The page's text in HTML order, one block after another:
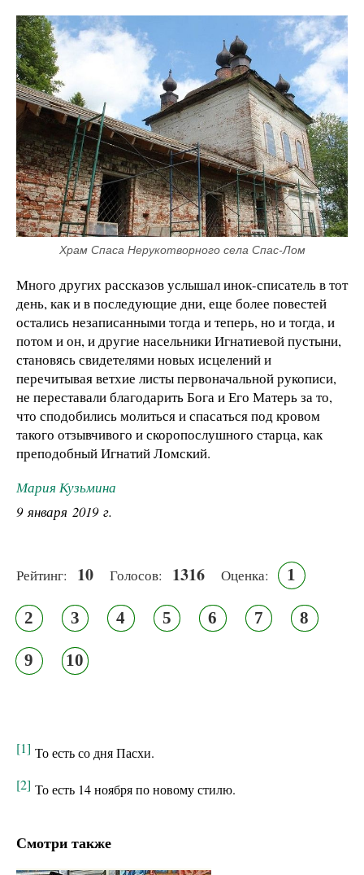
Храм Спаса Нерукотворного села Спас-Лом
Много других рассказов услышал инок-списатель в тот
день, как и в последующие дни, еще более повестей
остались незаписанными тогда и теперь, но и тогда, и
потом и он, и другие насельники Игнатиевой пустыни,
становясь свидетелями новых исцелений и
перечитывая ветхие листы первоначальной рукописи,
не переставали благодарить Бога и Его Матерь за то,
что сподобились молиться и спасаться под кровом
такого отзывчивого и скоропослушного старца, как
преподобный Игнатий Ломский.
Мария Кузьмина
9 января 2019 г.
Рейтинг: 10 Голосов: 1316 Оценка: 1
2 3 4 5 6 7 8
9 10
[1] То есть со дня Пасхи.
[2] То есть 14 ноября по новому стилю.
Смотри также